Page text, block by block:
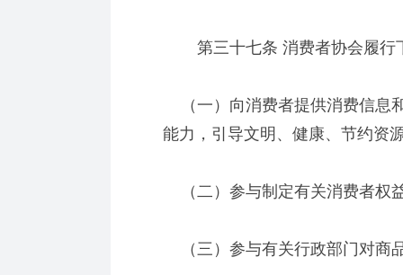
第三十七条 消费者协会履行
（一）向消费者提供消费信息
能力，引导文明、健康、节约资
（二）参与制定有关消费者权
（三）参与有关行政部门对商